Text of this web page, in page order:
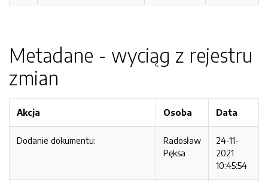
Metadane - wyciąg z rejestru
zmian
Akcja Osoba Data
Dodanie dokumentu:
Radosław
Pęksa
24-11-
2021
10:45:54